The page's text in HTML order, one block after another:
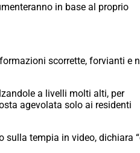
in base al proprio
scorrette, forvianti e
a livelli molti alti, per
agevolata solo ai residenti
sulla tempia in video, dichiara